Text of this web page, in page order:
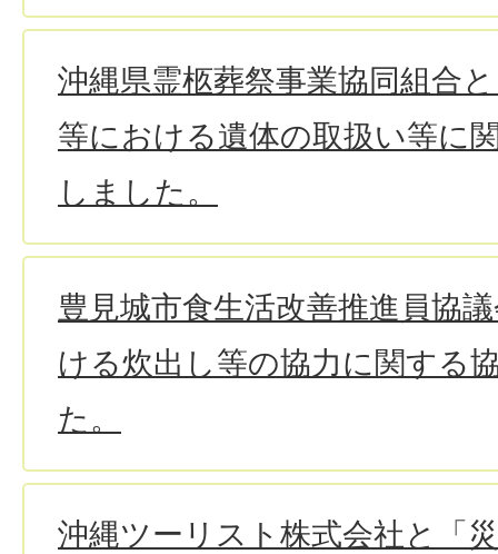
沖縄県霊柩葬祭事業協同組合
等における遺体の取扱い等に
しました。
豊見城市食生活改善推進員協
ける炊出し等の協力に関する
た。
沖縄ツーリスト株式会社と「